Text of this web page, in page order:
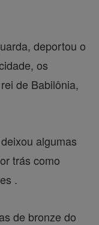
deportou o
os
de Babilônia,
algumas
trás como
.
de bronze do